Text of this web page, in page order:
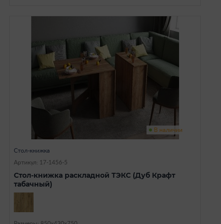
В наличии
Стол-книжка
Артикул: 17-1456-5
Стол-книжка раскладной ТЭКС (Дуб Крафт
табачный)